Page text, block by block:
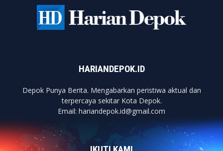
HARIANDEPOK.ID
Depok Punya Berita. Mengabarkan peristiwa aktual dan
terpercaya sekitar Kota Depok.
Email: hariandepok.id@gmail.com